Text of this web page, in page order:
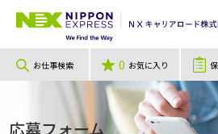
お仕事検索 0 お気に入り
応募フォーム